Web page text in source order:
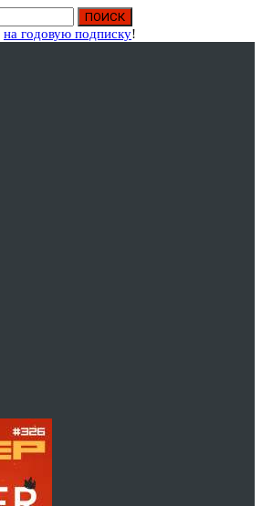
на годовую подписку!